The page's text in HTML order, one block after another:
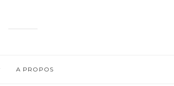
A PROPOS